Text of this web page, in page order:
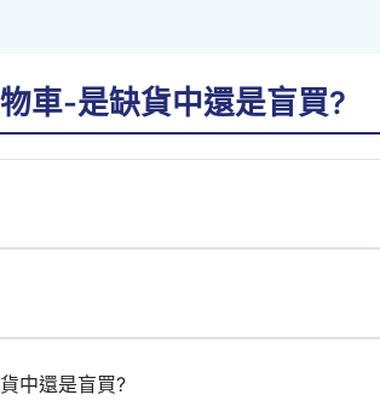
車-是缺貨中還是盲買?
中還是盲買?